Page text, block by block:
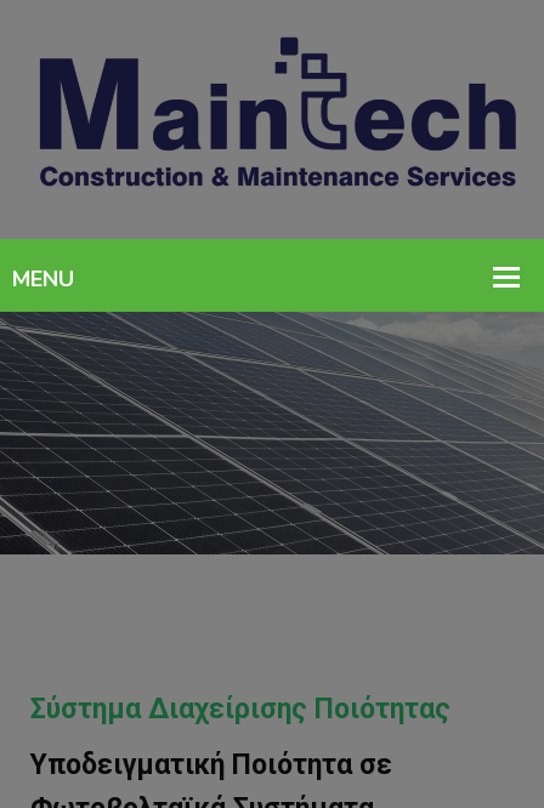
Σύστημα Διαχείρισης Ποιότητας
Υποδειγματική Ποιότητα σε